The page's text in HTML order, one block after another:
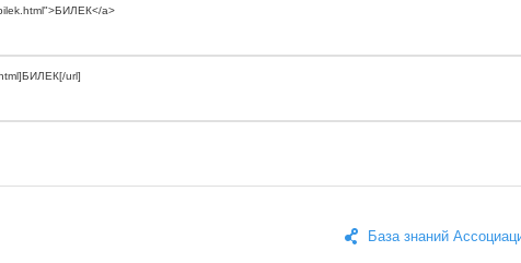
База знаний